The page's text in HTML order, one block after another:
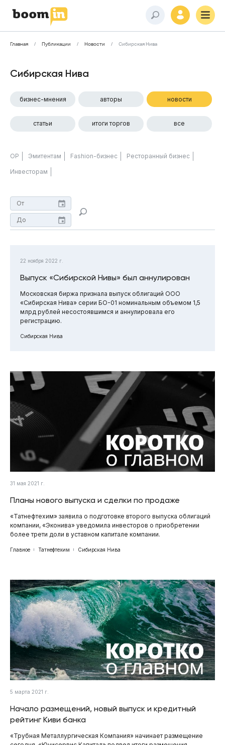
Главная Публикации Новости Сибирская Нива
Сибирская Нива
бизнес-мнения авторы новости
статьи итоги торгов все
ОР Эмитентам Fashion-бизнес Ресторанный бизнес
Инвесторам
22 ноября 2022 г.
Выпуск «Сибирской Нивы» был аннулирован
Московская биржа признала выпуск облигаций ООО
«Сибирская Нива» серии БО-01 номинальным объемом 1,5
млрд рублей несостоявшимся и аннулировала его
регистрацию.
Сибирская Нива
31 мая 2021 г.
Планы нового выпуска и сделки по продаже
«Татнефтехим» заявила о подготовке второго выпуска облигаций
компании, «Эконива» уведомила инвесторов о приобретении
более трети доли в уставном капитале компании.
Главное Татнефтехим Сибирская Нива
5 марта 2021 г.
Начало размещений, новый выпуск и кредитный
рейтинг Киви банка
«Трубная Металлургическая Компания» начинает размещение